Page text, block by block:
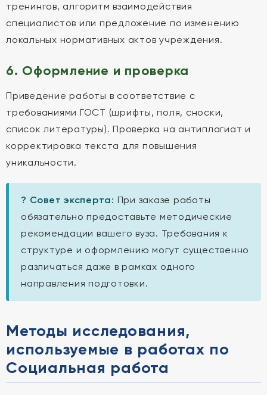
тренингов, алгоритм взаимодействия
специалистов или предложение по изменению
локальных нормативных актов учреждения.
6. Оформление и проверка
Приведение работы в соответствие с
требованиями ГОСТ (шрифты, поля, сноски,
список литературы). Проверка на антиплагиат и
корректировка текста для повышения
уникальности.
? Совет эксперта: При заказе работы
обязательно предоставьте методические
рекомендации вашего вуза. Требования к
структуре и оформлению могут существенно
различаться даже в рамках одного
направления подготовки.
Методы исследования,
используемые в работах по
Социальная работа